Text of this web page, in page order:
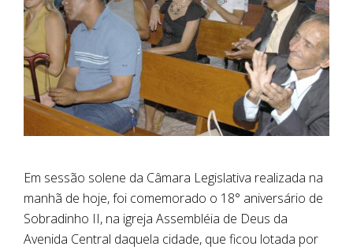
Em sessão solene da Câmara Legislativa realizada na
manhã de hoje, foi comemorado o 18° aniversário de
Sobradinho II, na igreja Assembléia de Deus da
Avenida Central daquela cidade, que ficou lotada por